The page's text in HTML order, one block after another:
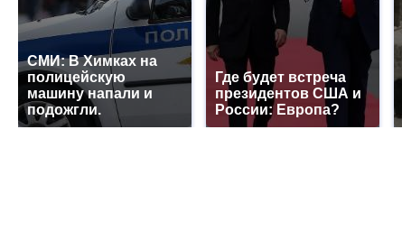
СМИ: В Химках на
полицейскую
машину напали и
подожгли.
Где будет встреча
президентов США и
России: Европа?